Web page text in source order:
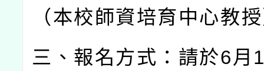
（本校師資培育中心教
三、報名方式：請於6月